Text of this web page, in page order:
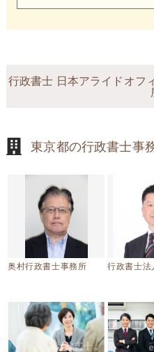
行政書士 日本アライドオフ
東京都の行政書士事
奥村行政書士事務所 行政書士法